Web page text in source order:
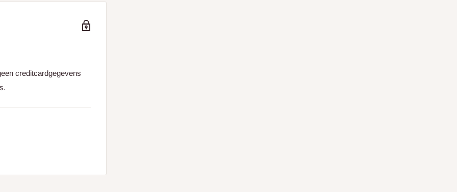
in de stof) → ongeveer
ring per 10 cm, dus 10
gordijnen) →
er eentje kunt vervangen
creditcardgegevens